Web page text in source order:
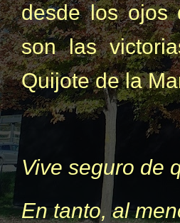
desde los ojos
son las
Quijote de la
Vive seguro de
En tanto, al